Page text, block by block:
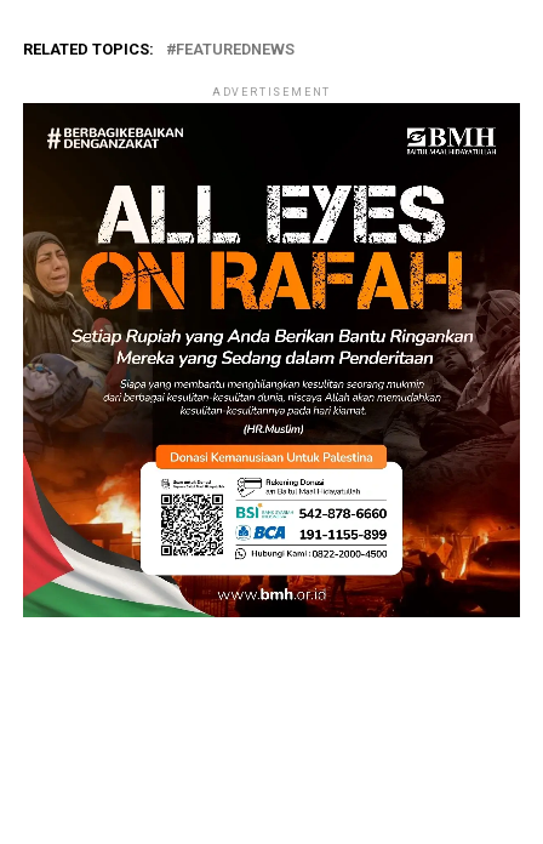
RELATED TOPICS: FEATUREDNEWS
ADVERTISEMENT